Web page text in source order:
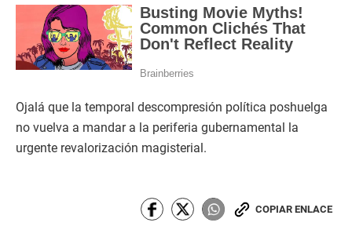
Ojalá que la temporal descompresión política poshuelga
no vuelva a mandar a la periferia gubernamental la
urgente revalorización magisterial.
COPIAR ENLACE